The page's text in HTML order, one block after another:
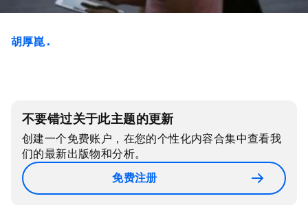
胡厚崑 .
不要错过关于此主题的更新
创建一个免费账户，在您的个性化内容合集中查看我
们的最新出版物和分析。
免费注册